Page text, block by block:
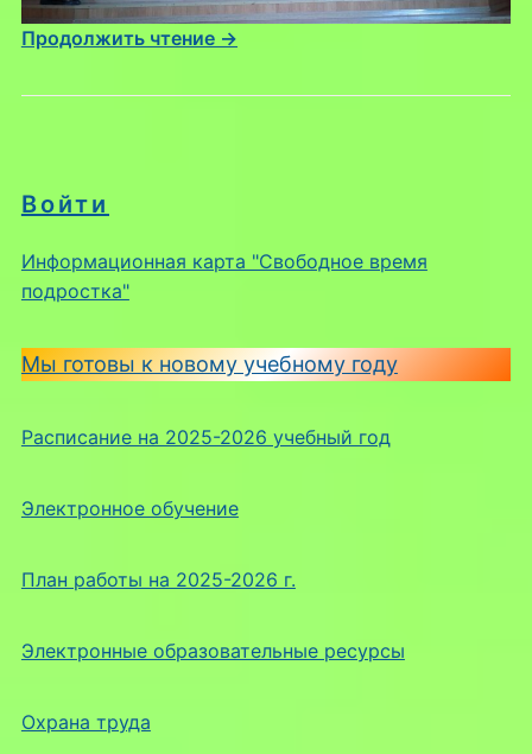
Войти
Информационная карта "Свободное время
подростка"
Мы готовы к новому учебному году
Расписание на 2025-2026 учебный год
Электронное обучение
План работы на 2025-2026 г.
Электронные образовательные ресурсы
Охрана труда
Продолжить чтение →